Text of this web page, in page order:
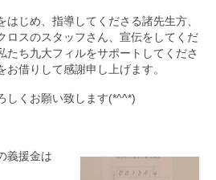
じめ、指導してくださる諸先生方、
ロスのスタッフさん、宣伝をしてくだ
たち九大フィルをサポートしてくださ
お借りして感謝申し上げます。
しくお願い致します(*^^*)
義援金は